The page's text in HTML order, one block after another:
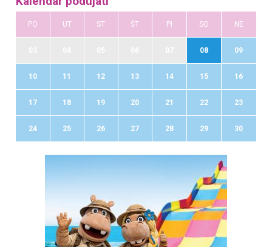
PO UT ST ŠT PI SO NE
08 09
10 11 12 13 14 15 16
17 18 19 20 21 22 23
24 25 26 27 28 29 30